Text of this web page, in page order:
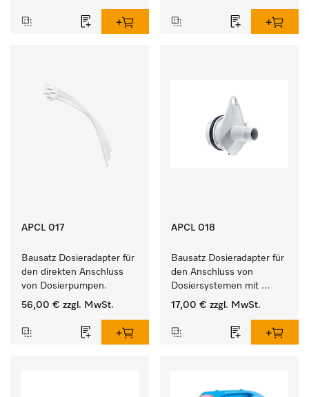
APCL 017
Bausatz Dosieradapter für
den direkten Anschluss
von Dosierpumpen.
56,00 € zzgl. MwSt.
APCL 018
Bausatz Dosieradapter für
den Anschluss von
Dosiersystemen mit
Wassereinspülung.
17,00 € zzgl. MwSt.